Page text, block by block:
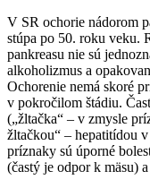
V SR ochorie nádorom
stúpa po 50. roku veku.
pankreasu nie sú
alkoholizmus a
Ochorenie nemá skoré
v pokročilom štádiu.
(„žltačka“ – v zmysle
žltačkou“ – hepatitídou
príznaky sú úporné
(častý je odpor k mäsu)